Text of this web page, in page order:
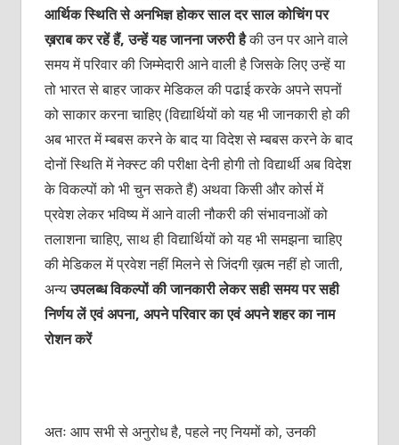
आर्थिक स्थिति से अनभिज्ञ होकर साल दर साल कोचिंग पर
ख़राब कर रहें हैं, उन्हें यह जानना जरुरी हैकी उन पर आने वाले
समय में परिवार की जिम्मेदारी आने वाली है जिसके लिए उन्हें या
तो भारत से बाहर जाकर मेडिकल की पढाई करके अपने सपनों
को साकार करना चाहिए (विद्यार्थियों को यह भी जानकारी हो की
अब भारत में म्बबस करने के बाद या विदेश से म्बबस करने के बाद
दोनों स्थिति में नेक्स्ट की परीक्षा देनी होगी तो विद्यार्थी अब विदेश
के विकल्पों को भी चुन सकते हैं) अथवा किसी और कोर्स में
प्रवेश लेकर भविष्य में आने वाली नौकरी की संभावनाओं को
तलाशना चाहिए, साथ ही विद्यार्थियों को यह भी समझना चाहिए
की मेडिकल में प्रवेश नहीं मिलने से जिंदगी ख़त्म नहीं हो जाती,
अन्यउपलब्ध विकल्पों की जानकारी लेकर सही समय पर सही
निर्णय लें एवं अपना, अपने परिवार का एवं अपने शहर का नाम
रोशन करें
अतः आप सभी से अनुरोध है, पहले नए नियमों को, उनकी